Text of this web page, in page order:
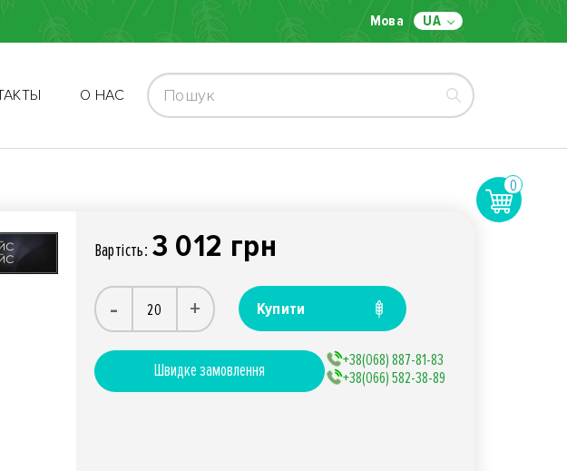
Мова UA
О НАС
0
Вартiсть: 3 012 грн
- + Купити
Швидке замовлення
+38(068) 887-81-83
+38(066) 582-38-89